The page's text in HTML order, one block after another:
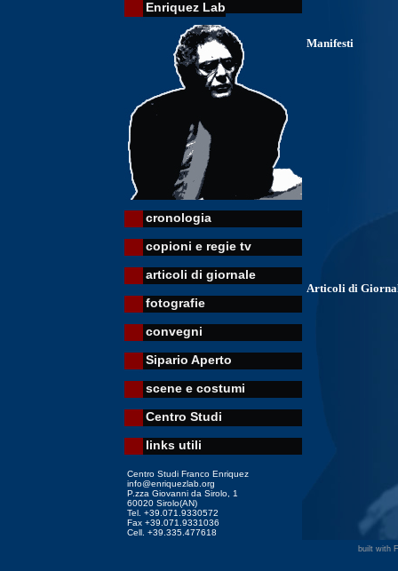
Enriquez Lab
cronologia
copioni e regie tv
articoli di giornale
fotografie
convegni
Sipario Aperto
scene e costumi
Centro Studi
links utili
Centro Studi Franco Enriquez
info@enriquezlab.org
P.zza Giovanni da Sirolo, 1
60020 Sirolo(AN)
Tel. +39.071.9330572
Fax +39.071.9331036
Cell. +39.335.477618
Manifesti
Articoli di
built with